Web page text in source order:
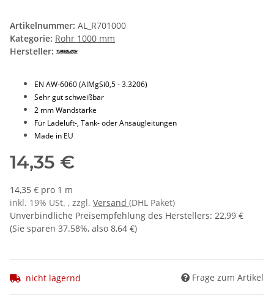
Artikelnummer: AL_R701000
Kategorie: Rohr 1000 mm
Hersteller:
EN AW-6060 (AlMgSi0,5 - 3.3206)
Sehr gut schweißbar
2 mm Wandstärke
Für Ladeluft-, Tank- oder Ansaugleitungen
Made in EU
14,35 €
14,35 € pro 1 m
inkl. 19% USt. , zzgl. Versand (DHL Paket)
Unverbindliche Preisempfehlung des Herstellers: 22,99 €
(Sie sparen 37.58%, also 8,64 €)
nicht lagernd Frage zum Artikel